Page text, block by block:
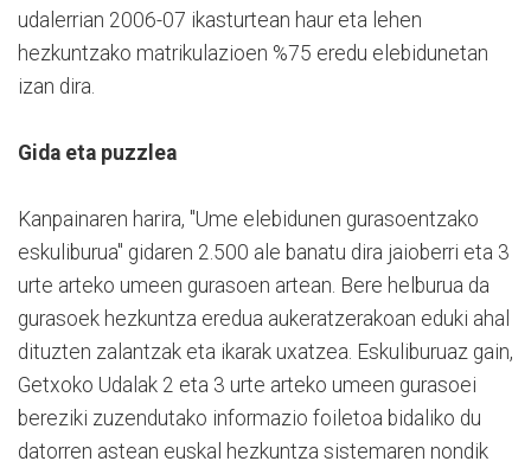
udalerrian 2006-07 ikasturtean haur eta lehen
hezkuntzako matrikulazioen %75 eredu elebidunetan
izan dira.
Gida eta puzzlea
Kanpainaren harira, "Ume elebidunen gurasoentzako
eskuliburua" gidaren 2.500 ale banatu dira jaioberri eta 3
urte arteko umeen gurasoen artean. Bere helburua da
gurasoek hezkuntza eredua aukeratzerakoan eduki ahal
dituzten zalantzak eta ikarak uxatzea. Eskuliburuaz gain,
Getxoko Udalak 2 eta 3 urte arteko umeen gurasoei
bereziki zuzendutako informazio foiletoa bidaliko du
datorren astean euskal hezkuntza sistemaren nondik